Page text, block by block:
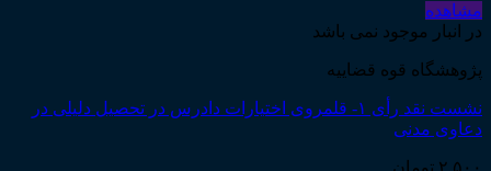
مشاهده
در انبار موجود نمی باشد
پژوهشگاه قوه قضاییه
نشست نقد رأی ۱- قلمروی اختیارات دادرس در تحصیل دلیلی در
دعاوی مدنی